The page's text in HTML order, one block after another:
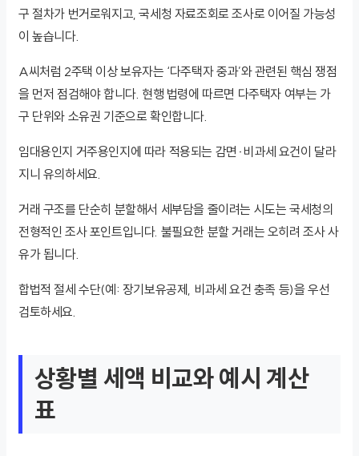
구 절차가 번거로워지고, 국세청 자료조회로 조사로 이어질 가능성
이 높습니다.
A씨처럼 2주택 이상 보유자는 ‘다주택자 중과’와 관련된 핵심 쟁점
을 먼저 점검해야 합니다. 현행 법령에 따르면 다주택자 여부는 가
구 단위와 소유권 기준으로 확인합니다.
임대용인지 거주용인지에 따라 적용되는 감면·비과세 요건이 달라
지니 유의하세요.
거래 구조를 단순히 분할해서 세부담을 줄이려는 시도는 국세청의
전형적인 조사 포인트입니다. 불필요한 분할 거래는 오히려 조사 사
유가 됩니다.
합법적 절세 수단(예: 장기보유공제, 비과세 요건 충족 등)을 우선
검토하세요.
상황별 세액 비교와 예시 계산
표